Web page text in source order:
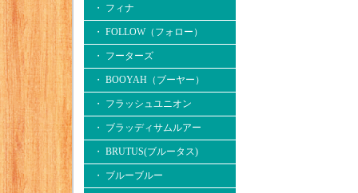
・ フィナ
・ FOLLOW（フォロー）
・ フーターズ
・ BOOYAH（ブーヤー）
・ フラッシュユニオン
・ ブラッディサムルアー
・ BRUTUS(ブルータス)
・ ブルーブルー